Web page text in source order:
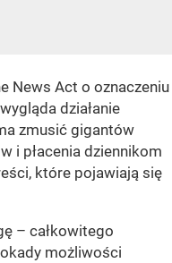
News Act o oznaczeniu
działanie
zmusić gigantów
i płacenia dziennikom
które pojawiają się
– całkowitego
możliwości